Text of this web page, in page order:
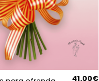
41,00€